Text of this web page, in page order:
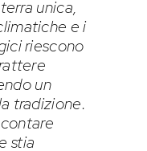
unica,
e i
riescono
un
tradizione.
stia